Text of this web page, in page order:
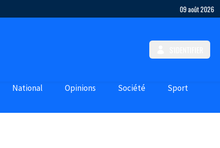
09 août 2026
National Opinions Société Sport